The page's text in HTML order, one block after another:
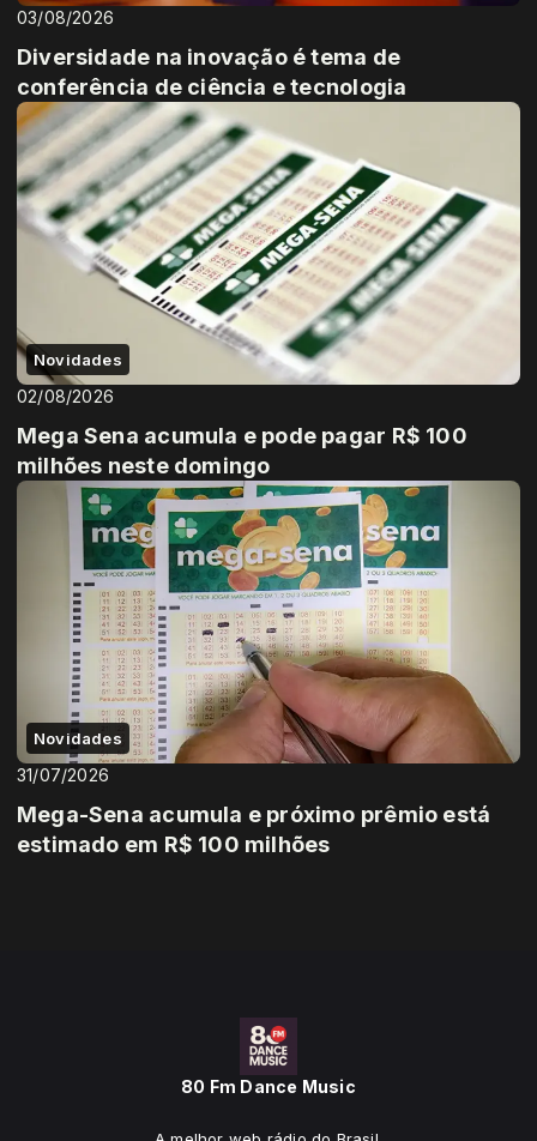
03/08/2026
Diversidade na inovação é tema de
conferência de ciência e tecnologia
Novidades
02/08/2026
Mega Sena acumula e pode pagar R$ 100
milhões neste domingo
Novidades
31/07/2026
Mega-Sena acumula e próximo prêmio está
estimado em R$ 100 milhões
80 Fm Dance Music